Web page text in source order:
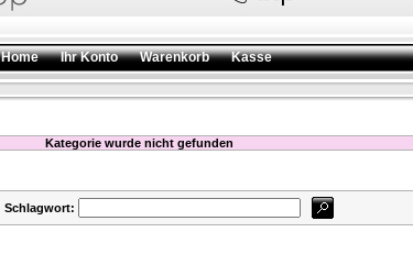
Home Ihr Konto Warenkorb Kasse
Kategorie wurde nicht gefunden
Schlagwort: